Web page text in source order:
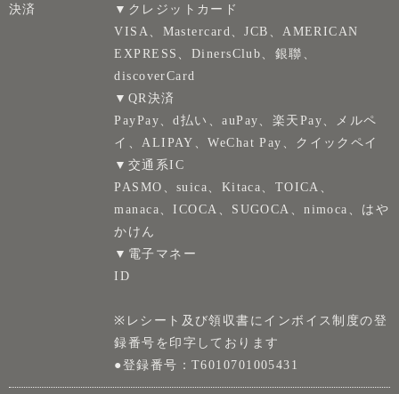
決済
▼クレジットカード
VISA、Mastercard、JCB、AMERICAN
EXPRESS、DinersClub、銀聯、
discoverCard
▼QR決済
PayPay、d払い、auPay、楽天Pay、メルペ
イ、ALIPAY、WeChat Pay、クイックペイ
▼交通系IC
PASMO、suica、Kitaca、TOICA、
manaca、ICOCA、SUGOCA、nimoca、はや
かけん
▼電子マネー
ID
※レシート及び領収書にインボイス制度の登
録番号を印字しております
●登録番号：T6010701005431